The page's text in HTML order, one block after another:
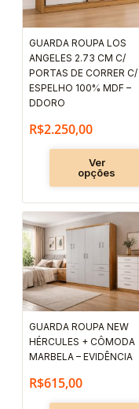
GUARDA ROUPA LOS
ANGELES 2.73 CM C/
PORTAS DE CORRER C/
ESPELHO 100% MDF –
DDORO
R$2.250,00
Ver
opções
GUARDA ROUPA NEW
HÉRCULES + CÔMODA
MARBELA – EVIDÊNCIA
R$615,00